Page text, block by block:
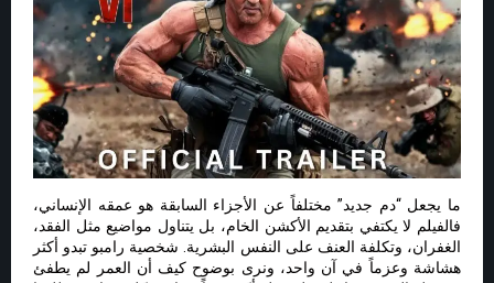
ما يجعل “دم جديد” مختلفاً عن الأجزاء السابقة هو عمقه الإنساني،
فالفيلم لا يكتفي بتقديم الأكشن الخام، بل يتناول مواضيع مثل الفقد،
الغفران، وتكلفة العنف على النفس البشرية. شخصية رامبو تبدو أكثر
هشاشة وعزماً في آن واحد، ونرى بوضوح كيف أن العمر لم يطفئ